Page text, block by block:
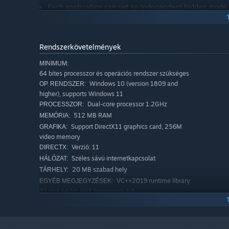
Each application can set an independent hidden mode
CPU, memory, disk, network speed, temperature
Manage WiFi network connection
System tray icon display management operation
Bluetooth connection pairing
Adjust the brightness of the monitor, including desktop
may damage your monitor, the HDMI interface
Quickly adjust the volume, switch the audio output
The right mouse button of all function buttons can
Media control function
Volume change prompt
Rendszerkövetelmények
MINIMUM:
64 bites processzor és operációs rendszer szükséges
OP. RENDSZER: Windows 10 (version 1809 and
higher), supports Windows 11
PROCESSZOR: Dual-core processor 1.2GHz
MEMÓRIA: 512 MB RAM
GRAFIKA: Support DirectX11 graphics card, 256M
video memory
DIRECTX: Verzió: 11
HÁLÓZAT: Széles sávú internetkapcsolat
TÁRHELY: 20 MB szabad hely
EGYÉB MEGJEGYZÉSEK: VC++2019 runtime library
32 and 64 bit .NET framework 4.8